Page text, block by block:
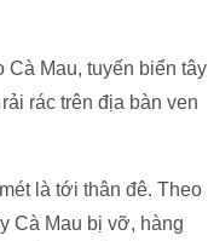
Cà Mau, tuyến biển tây
rác trên địa bàn ven
là tới thân đê. Theo
Cà Mau bị vỡ, hàng